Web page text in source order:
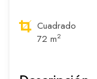
Cuadrado
72 m2